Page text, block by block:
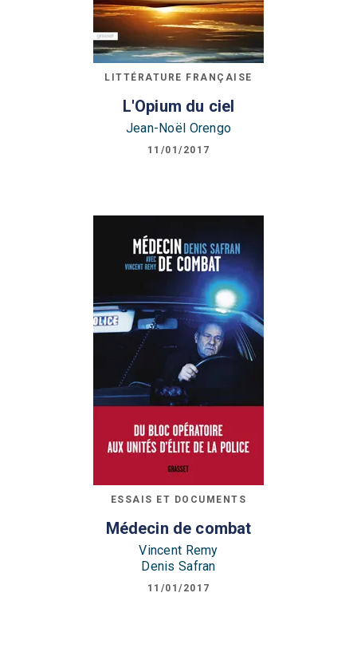
LITTÉRATURE FRANÇAISE
L'Opium du ciel
Jean-Noël Orengo
11/01/2017
ESSAIS ET DOCUMENTS
Médecin de combat
Vincent Remy
Denis Safran
11/01/2017